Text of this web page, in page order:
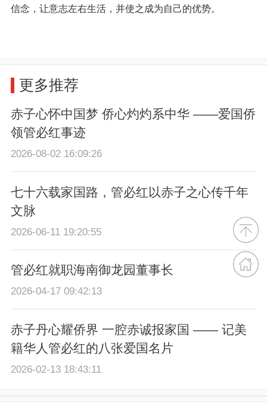
信念，让意志左右生活，并使之成为自己的优势。
更多推荐
赤子心怀中国梦 侨心灼灼系中华 ——爱国侨
领管必红事迹
2026-08-02 16:09:26
七十六载家国路，管必红以赤子之心传千年
文脉
2026-06-11 19:20:55
管必红就职海南御龙园董事长
2026-04-17 09:42:13
赤子丹心耀侨界 一腔赤诚报家国 —— 记美
籍华人管必红的八张爱国名片
2026-02-13 18:43:11